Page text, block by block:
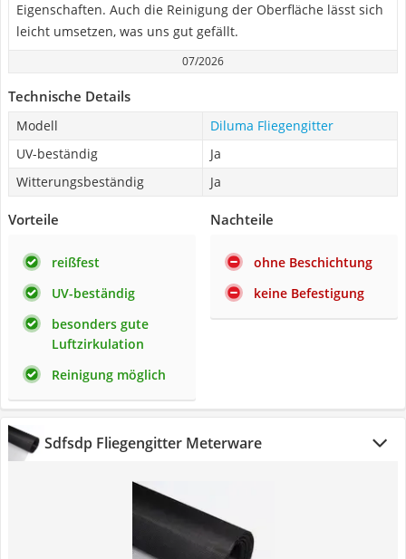
Eigenschaften. Auch die Reinigung der Oberfläche lässt sich
leicht umsetzen, was uns gut gefällt.
07/2026
Technische Details
Modell
Diluma Fliegengitter
UV-beständig
Ja
Witterungsbeständig
Ja
Vorteile
reißfest
UV-beständig
besonders gute
Luftzirkulation
Reinigung möglich
Nachteile
ohne Beschichtung
keine Befestigung
Sdfsdp Fliegengitter Meterware